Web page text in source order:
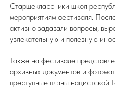
Старшеклассники школ
мероприятиям фестиваля.
активно задавали вопросы,
увлекательную и полезную
Также на фестивале
архивных документов и
преступные планы нацистской